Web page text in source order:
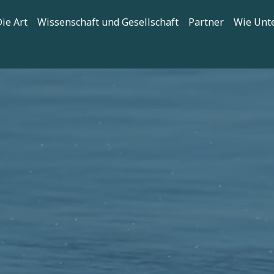
Art Wissenschaft und Gesellschaft Partner Wie